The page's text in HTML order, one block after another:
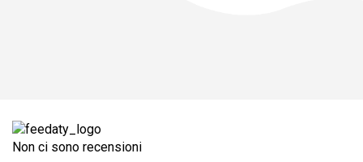
Non ci sono recensioni